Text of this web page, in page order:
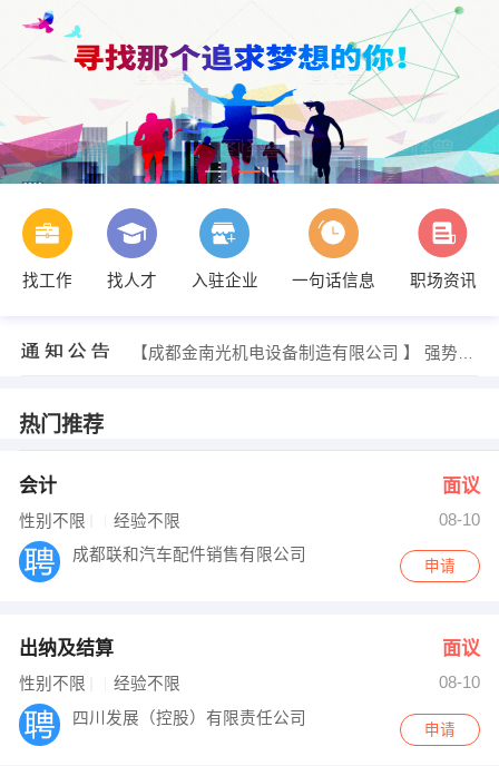
找工作 找人才 入驻企业 一句话信息
职场资讯
【成都金南光机电设备制造有限公司 】 强势入驻
王先生 发布 [营销总监 ] 招聘信息
【李庸】 强势入驻
热门推荐
会计 面议
性别不限 经验不限
08-10
成都联和汽车配件销售有限公司
申请
出纳及结算 面议
性别不限 经验不限
08-10
四川发展（控股）有限责任公司
申请